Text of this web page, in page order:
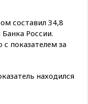
составил 34,8
России.
показателем за
находился